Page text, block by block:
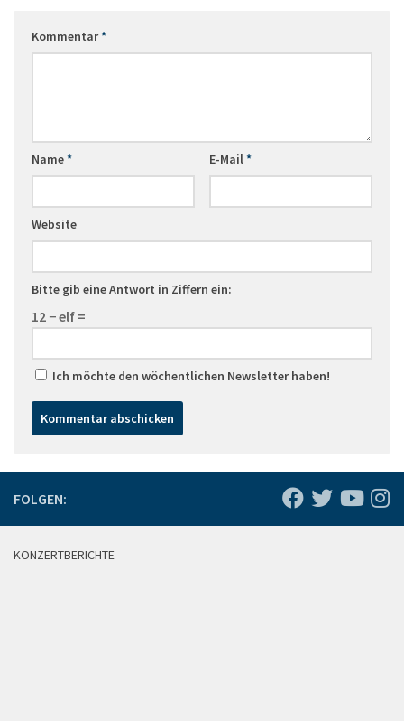
Kommentar*
Name* E-Mail *
Website
Bitte gib eine Antwort in Ziffern ein:
12 − elf =
Ich möchte den wöchentlichen Newsletter haben!
FOLGEN:
KONZERTBERICHTE